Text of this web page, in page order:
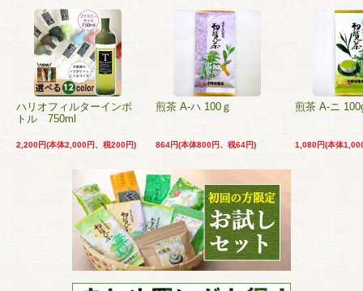
ハリオフィルターインボ
トル 750ml
2,200円(本体2,000円、税200円)
煎茶 A-ハ 100ｇ
864円(本体800円、税64円)
煎茶 A-ニ
1,080円(本体